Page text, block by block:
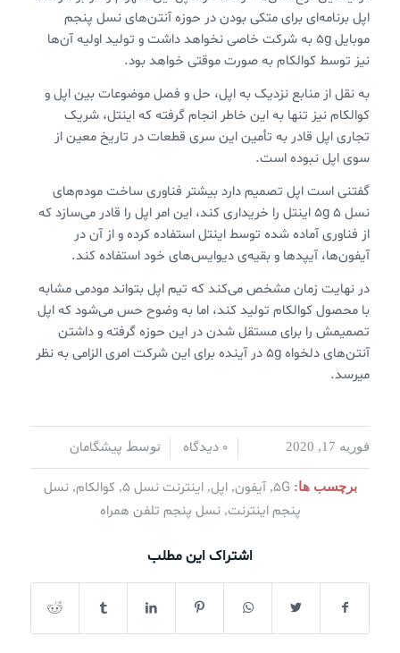
اپل برنامه‌ای برای متکی بودن در حوزه آنتن‌های نسل پنجم
موبایل 5g به شرکت خاصی نخواهد داشت و تولید اولیه آن‌ها
نیز توسط کوالکام به صورت موقتی خواهد بود.
به نقل از منابع نزدیک به اپل، حل و فصل موضوعات بین اپل و
کوالکام نیز تنها به این خاطر انجام گرفته که اینتل، شریک
تجاری اپل قادر به تأمین این سری قطعات در تاریخ معین از
سوی اپل نبوده است.
گفتنی است اپل تصمیم دارد بیشتر فناوری ساخت مودم‌های
نسل ۵ 5g اینتل را خریداری کند، این امر اپل را قادر می‌سازد که
از فناوری آماده شده توسط اینتل استفاده کرده و از آن در
آیفون‌ها، آیپدها و بقیه‌ی دیوایس‌های خود استفاده کند.
در نهایت زمان مشخص می‌کند که تیم اپل بتواند مودمی مشابه
با محصول کوالکام تولید کند، اما به وضوح حس می‌شود که اپل
تصمیمش را برای مستقل شدن در این حوزه گرفته و داشتن
آنتن‌های دلخواه 5g در آینده برای این شرکت امری الزامی به نظر
میرسد.
فوریه 17, 2020 / 0 دیدگاه
/ توسط پیشگامان
برچسب ها: 5G
,آیفون,اپل,اینترنت نسل ۵ ,کوالکام,نسل
پنجم اینترنت,نسل پنجم تلفن همراه
اشتراک این مطلب